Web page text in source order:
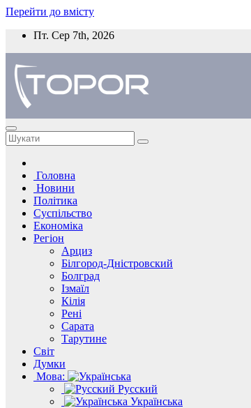
Перейти до вмісту
Пт. Сер 7th, 2026
Головна
Новини
Політика
Суспільство
Економіка
Регіон
Арциз
Білгород-Дністровский
Болград
Ізмаїл
Кілія
Рені
Сарата
Тарутине
Світ
Думки
Мова:
Русский
Українська